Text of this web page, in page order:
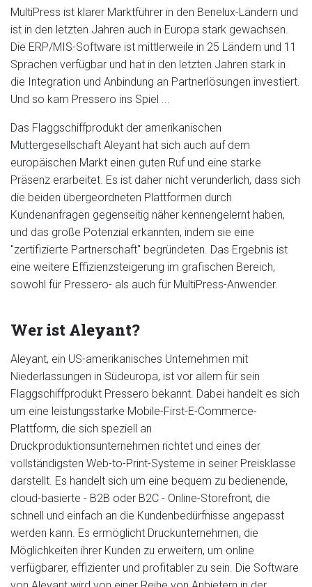
MultiPress ist klarer Marktführer in den Benelux-Ländern und
ist in den letzten Jahren auch in Europa stark gewachsen.
Die ERP/MIS-Software ist mittlerweile in 25 Ländern und 11
Sprachen verfügbar und hat in den letzten Jahren stark in
die Integration und Anbindung an Partnerlösungen investiert.
Und so kam Pressero ins Spiel ...
Das Flaggschiffprodukt der amerikanischen
Muttergesellschaft Aleyant hat sich auch auf dem
europäischen Markt einen guten Ruf und eine starke
Präsenz erarbeitet. Es ist daher nicht verunderlich, dass sich
die beiden übergeordneten Plattformen durch
Kundenanfragen gegenseitig näher kennengelernt haben,
und das große Potenzial erkannten, indem sie eine
"zertifizierte Partnerschaft" begründeten. Das Ergebnis ist
eine weitere Effizienzsteigerung im grafischen Bereich,
sowohl für Pressero- als auch für MultiPress-Anwender.
Wer ist Aleyant?
Aleyant, ein US-amerikanisches Unternehmen mit
Niederlassungen in Südeuropa, ist vor allem für sein
Flaggschiffprodukt Pressero bekannt. Dabei handelt es sich
um eine leistungsstarke Mobile-First-E-Commerce-
Plattform, die sich speziell an
Druckproduktionsunternehmen richtet und eines der
vollständigsten Web-to-Print-Systeme in seiner Preisklasse
darstellt. Es handelt sich um eine bequem zu bedienende,
cloud-basierte - B2B oder B2C - Online-Storefront, die
schnell und einfach an die Kundenbedürfnisse angepasst
werden kann. Es ermöglicht Druckunternehmen, die
Möglichkeiten ihrer Kunden zu erweitern, um online
verfügbarer, effizienter und profitabler zu sein. Die Software